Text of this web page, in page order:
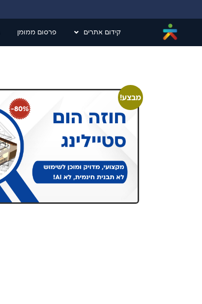
קידום אתרים פרסום ממומן
מבצע!